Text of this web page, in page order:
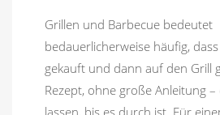
Grillen und Barbecue bedeutet
bedauerlicherweise häufig,
gekauft und dann auf den Grill
Rezept, ohne große Anleitung –
lassen, bis es durch ist. Für